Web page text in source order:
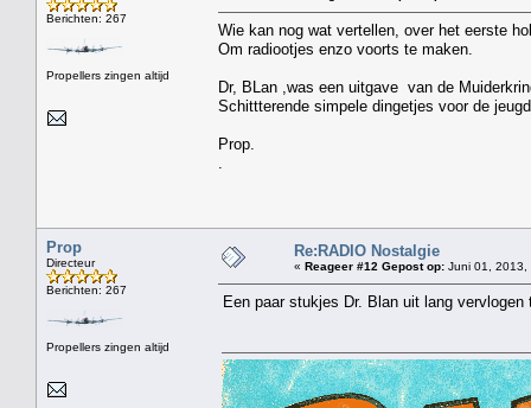
Berichten: 267
Propellers zingen altijd
Wie kan nog wat vertellen, over het eerste
Om radiootjes enzo voorts te maken.
Dr, BLan ,was een uitgave van de
Schittterende simpele dingetjes voor de
Prop.
Prop
Directeur
Berichten: 267
Propellers zingen altijd
Re:RADIO Nostalgie
« Reageer #12 Gepost op: Juni 01, 2013,
Een paar stukjes Dr. Blan uit lang vervlogen